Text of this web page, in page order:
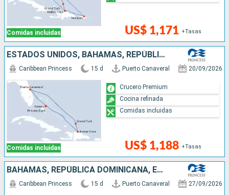
Comidas incluidas US$ 1,171 +Tasas
ESTADOS UNIDOS, BAHAMAS, REPÚBLICA DOMINICANA
Comidas incluidas
Caribbean Princess 15 d Puerto Canaveral 20/09/2026
US$ 1,188 +Tasas
Crucero Premium
Cocina refinada
Comidas incluidas
BAHAMAS, REPÚBLICA DOMINICANA, ESTADOS UNIDOS, PUERTO RICO
Caribbean Princess 15 d Puerto Canaveral 27/09/2026